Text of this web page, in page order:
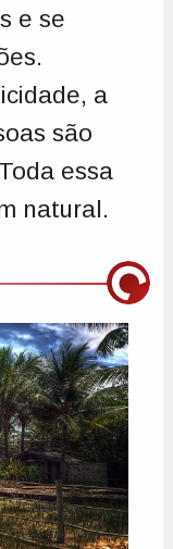
e se
a
são
essa
natural.